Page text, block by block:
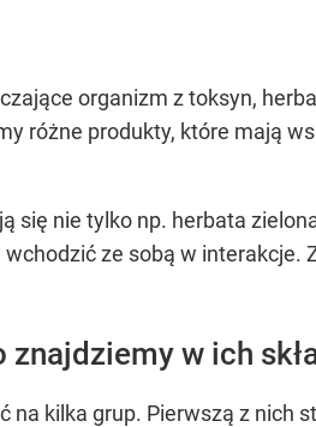
organizm z toksyn,
różne produkty, które mają
się nie tylko np. herbata
wchodzić ze sobą w
w ich
kilka grup. Pierwszą z nich